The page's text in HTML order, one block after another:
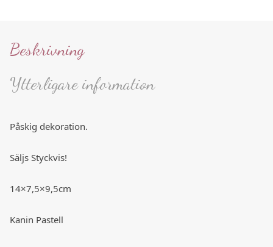
Beskrivning
Ytterligare information
Påskig dekoration.
Säljs Styckvis!
14×7,5×9,5cm
Kanin Pastell